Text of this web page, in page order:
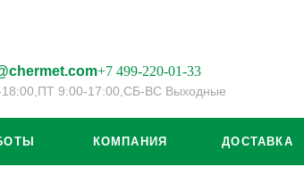
+7 499-220-01-33
ПТ 9:00-17:00, СБ-ВС Выходные
КОМПАНИЯ ДОСТАВКА